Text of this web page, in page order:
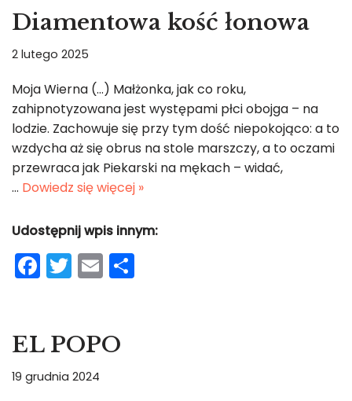
e
b
o
o
k
er l e
Diamentowa kość łonowa
2 lutego 2025
Moja Wierna (…) Małżonka, jak co roku,
zahipnotyzowana jest występami płci obojga – na
lodzie. Zachowuje się przy tym dość niepokojąco: a to
wzdycha aż się obrus na stole marszczy, a to oczami
przewraca jak Piekarski na mękach – widać,
… Dowiedz się więcej »
Udostępnij wpis innym:
F
a
e
b
o
T
w
er
E
m
l
EL POPO
19 grudnia 2024